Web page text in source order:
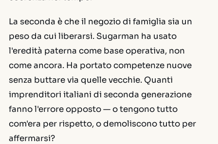
La seconda è che il negozio di famiglia sia un
peso da cui liberarsi. Sugarman ha usato
l'eredità paterna come base operativa, non
come ancora. Ha portato competenze nuove
senza buttare via quelle vecchie. Quanti
imprenditori italiani di seconda generazione
fanno l'errore opposto — o tengono tutto
com'era per rispetto, o demoliscono tutto per
affermarsi?